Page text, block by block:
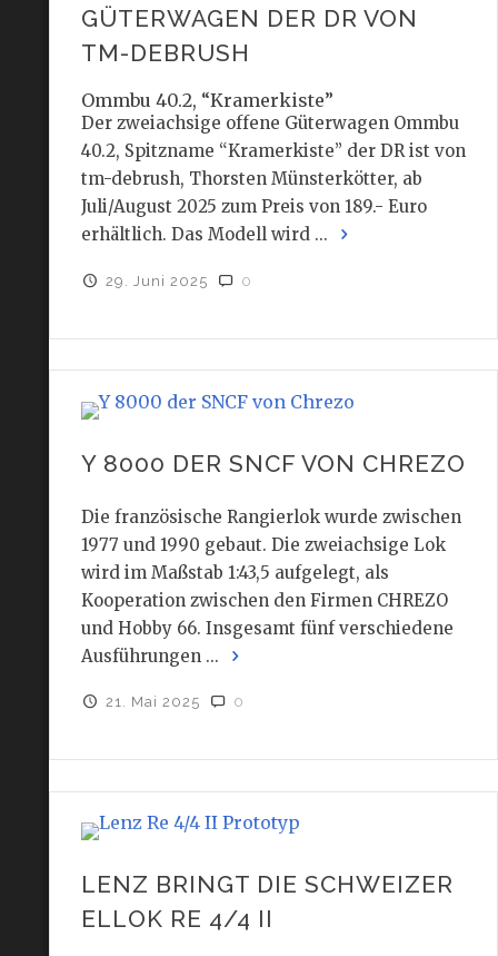
GÜTERWAGEN DER DR VON
TM-DEBRUSH
Ommbu 40.2, “Kramerkiste”
Der zweiachsige offene Güterwagen Ommbu
40.2, Spitzname “Kramerkiste” der DR ist von
tm-debrush, Thorsten Münsterkötter, ab
Juli/August 2025 zum Preis von 189.- Euro
erhältlich. Das Modell wird ...
29. Juni 2025 0
Y 8000 DER SNCF VON CHREZO
Die französische Rangierlok wurde zwischen
1977 und 1990 gebaut. Die zweiachsige Lok
wird im Maßstab 1:43,5 aufgelegt, als
Kooperation zwischen den Firmen CHREZO
und Hobby 66. Insgesamt fünf verschiedene
Ausführungen ...
21. Mai 2025 0
LENZ BRINGT DIE SCHWEIZER
ELLOK RE 4/4 II